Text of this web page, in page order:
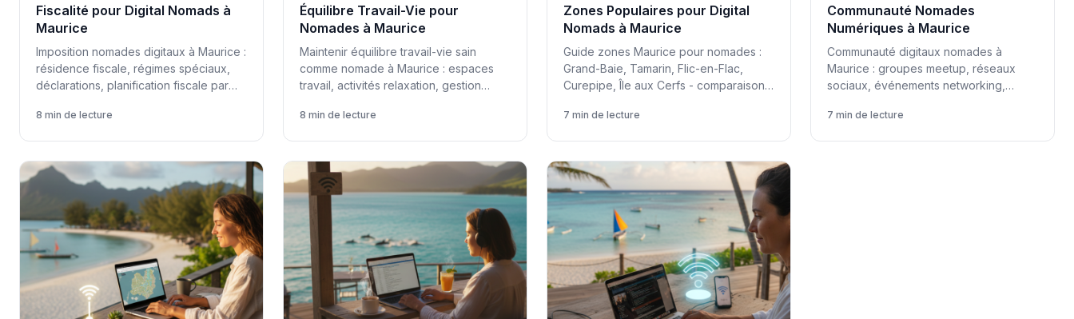
Fiscalité pour Digital Nomads à
Maurice
Imposition nomades digitaux à Maurice :
résidence fiscale, régimes spéciaux,
déclarations, planification fiscale par
8 min de lecture
Équilibre Travail-Vie pour
Nomades à Maurice
Maintenir équilibre travail-vie sain
comme nomade à Maurice : espaces
travail, activités relaxation, gestion
8 min de lecture
Zones Populaires pour Digital
Nomads à Maurice
Guide zones Maurice pour nomades :
Grand-Baie, Tamarin, Flic-en-Flac,
Curepipe, Île aux Cerfs - comparaison
7 min de lecture
Communauté Nomades
Numériques à Maurice
Communauté digitaux nomades à
Maurice : groupes meetup, réseaux
sociaux, événements networking,
professionnelles.
7 min de lecture